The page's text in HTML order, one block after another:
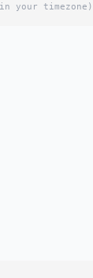
your timezone)